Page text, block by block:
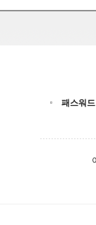
패스워드